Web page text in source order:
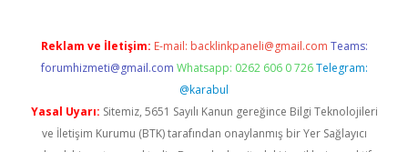
Reklam ve İletişim: E-mail: backlinkpaneli@gmail.com Teams:
forumhizmeti@gmail.com Whatsapp: 0262 606 0 726 Telegram:
@karabul
Yasal Uyarı: Sitemiz, 5651 Sayılı Kanun gereğince Bilgi Teknolojileri
ve İletişim Kurumu (BTK) tarafından onaylanmış bir Yer Sağlayıcı